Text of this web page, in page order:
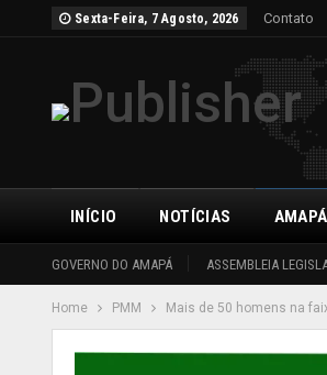
Sexta-Feira, 7 Agosto, 2026 Contato
INÍCIO
GOVERNO DO AMAPÁ ASSEMBLEIA
NOTÍCIAS AMAPÁ
Home PMM Mais de 50 homens na